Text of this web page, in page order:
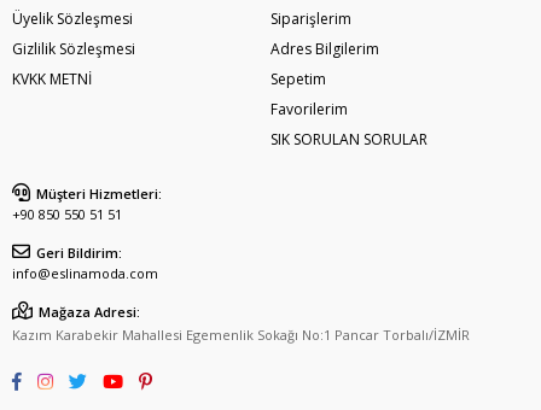
Üyelik Sözleşmesi
Gizlilik Sözleşmesi
KVKK METNİ
Siparişlerim
Adres Bilgilerim
Sepetim
Favorilerim
SIK SORULAN SORULAR
Müşteri Hizmetleri:
+90 850 550 51 51
Geri Bildirim:
info@eslinamoda.com
Mağaza Adresi:
Kazım Karabekir Mahallesi Egemenlik Sokağı No:1 Pancar Torbalı/İZMİR